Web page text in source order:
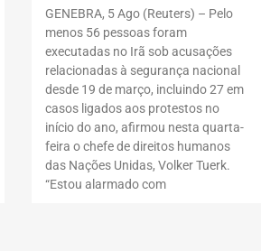
GENEBRA, 5 Ago (Reuters) – Pelo
menos 56 pessoas foram
executadas no Irã sob acusações
relacionadas à segurança nacional
desde 19 de março, incluindo 27 em
casos ligados aos protestos no
início do ano, afirmou nesta quarta-
feira o chefe de direitos humanos
das Nações Unidas, Volker Tuerk.
“Estou alarmado com